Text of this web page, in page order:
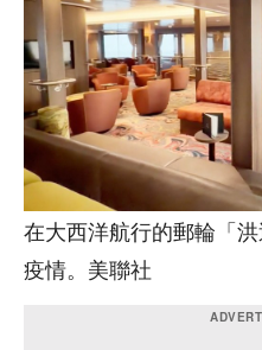
在大西洋航行的郵輪「
疫情。美聯社